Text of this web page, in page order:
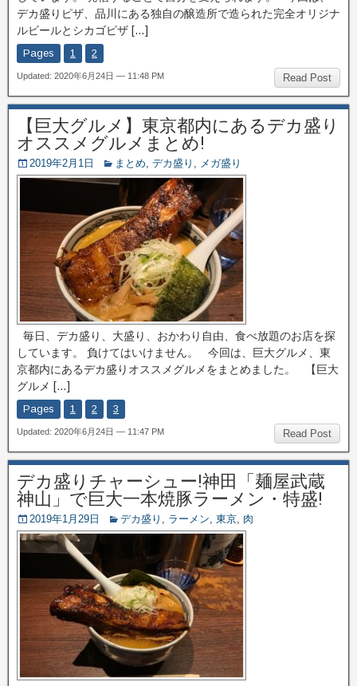
デカ盛りピザ、品川にある独自の醸造所で造られた完全オリジナ
ルビールとシカゴピザ […]
Pages 1 2
Read Post
Updated: 2020年6月24日 — 11:48 PM
【巨大グルメ】東京都内にあるデカ盛り
オススメグルメまとめ!
2019年2月1日 まとめ, デカ盛り , メガ盛り
毎日、デカ盛り、大盛り、おかわり自由、食べ放題のお店を探
しています。 負けてはいけません。 今回は、巨大グルメ、東
京都内にあるデカ盛りオススメグルメをまとめました。 【巨大
グルメ […]
Pages 1 2 3
Read Post
Updated: 2020年6月24日 — 11:47 PM
デカ盛りチャーシュー!神田「麺屋武蔵
神山」で巨大一本焼豚ラーメン・特盛!
2019年1月29日 デカ盛り , ラーメン, 東京, 肉